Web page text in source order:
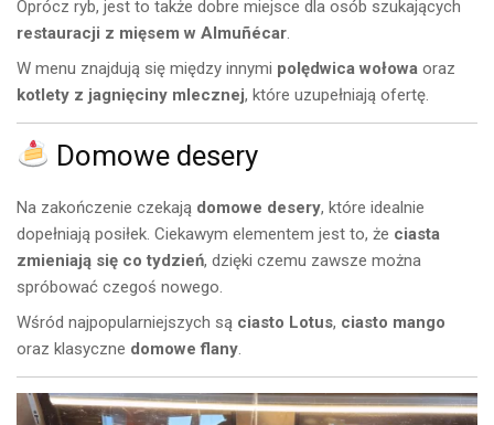
Oprócz ryb, jest to także dobre miejsce dla osób szukających
restauracji z mięsem w Almuñécar.
W menu znajdują się między innymi polędwica wołowa oraz
kotlety z jagnięciny mlecznej, które uzupełniają ofertę.
Domowe desery
Na zakończenie czekają domowe desery, które idealnie
dopełniają posiłek. Ciekawym elementem jest to, że ciasta
zmieniają się co tydzień, dzięki czemu zawsze można
spróbować czegoś nowego.
Wśród najpopularniejszych są ciasto Lotus, ciasto mango
oraz klasyczne domowe flany.